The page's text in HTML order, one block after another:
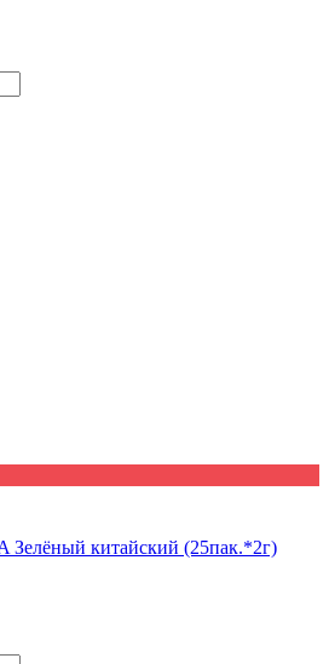
китайский (25пак.*2г)